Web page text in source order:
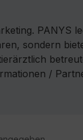
PANYS
sondern
/